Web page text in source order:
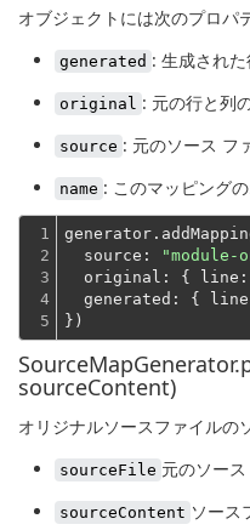
オブジェクトには次のプロパ
generated : 生成された
original : 元の行と列
source : 元のソース フ
name : このマッピング
1
2
3
4
5
source : "module-
original : { line :
generated : { line
})
sourceContent)
オリジナルソースファイルの
sourceFile 元のソース
sourceContent ソース